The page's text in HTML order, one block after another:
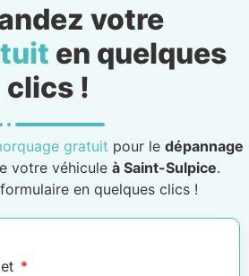
votre
en quelques
clics !
gratuit pour le dépannage
votre véhicule à Saint-Sulpice.
en quelques clics !